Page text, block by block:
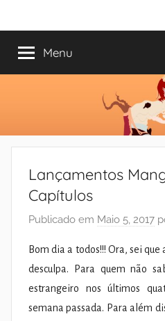
paraMundo
do
anos
a
romances
Menu
Lançamentos
Capítulos
Publicado em Maio 5, 2017
Bom dia a todos!!! Ora, sei
desculpa. Para quem não
estrangeiro nos últimos
semana passada. Para além